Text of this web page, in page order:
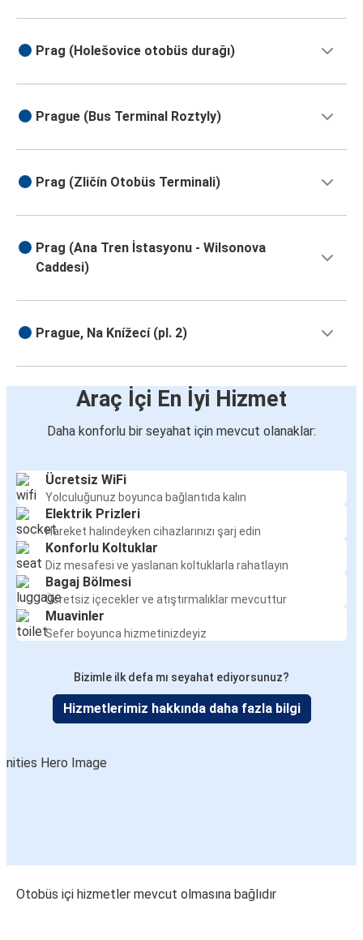
Prag (Holešovice otobüs durağı)
Prague (Bus Terminal Roztyly)
Prag (Zličín Otobüs Terminali)
Prag (Ana Tren İstasyonu - Wilsonova
Caddesi)
Prague, Na Knížecí (pl. 2)
Araç İçi En İyi Hizmet
Daha konforlu bir seyahat için mevcut olanaklar:
Ücretsiz WiFi
Yolculuğunuz boyunca bağlantıda kalın
Elektrik Prizleri
Hareket halindeyken cihazlarınızı şarj edin
Konforlu Koltuklar
Diz mesafesi ve yaslanan koltuklarla rahatlayın
Bagaj Bölmesi
Ücretsiz içecekler ve atıştırmalıklar mevcuttur
Muavinler
Sefer boyunca hizmetinizdeyiz
Bizimle ilk defa mı seyahat ediyorsunuz?
Hizmetlerimiz hakkında daha fazla bilgi
Otobüs içi hizmetler mevcut olmasına bağlıdır